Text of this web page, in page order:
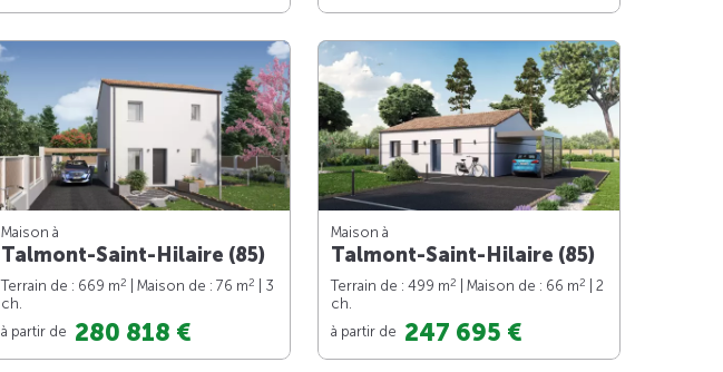
Maison à
Talmont-Saint-Hilaire (85)
Terrain de : 669 m2 | Maison de : 76 m2
| 3
ch.
à partir de 280 818 €
Maison à
Talmont-Saint-Hilaire (85)
Terrain de : 499 m2 | Maison de : 66 m2
| 2
ch.
à partir de 247 695 €